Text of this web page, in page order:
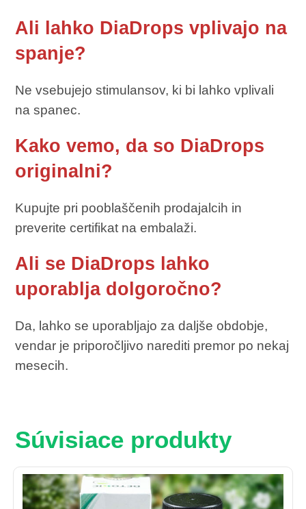
Ali lahko DiaDrops vplivajo na
spanje?
Ne vsebujejo stimulansov, ki bi lahko vplivali
na spanec.
Kako vemo, da so DiaDrops
originalni?
Kupujte pri pooblaščenih prodajalcih in
preverite certifikat na embalaži.
Ali se DiaDrops lahko
uporablja dolgoročno?
Da, lahko se uporabljajo za daljše obdobje,
vendar je priporočljivo narediti premor po nekaj
mesecih.
Súvisiace produkty